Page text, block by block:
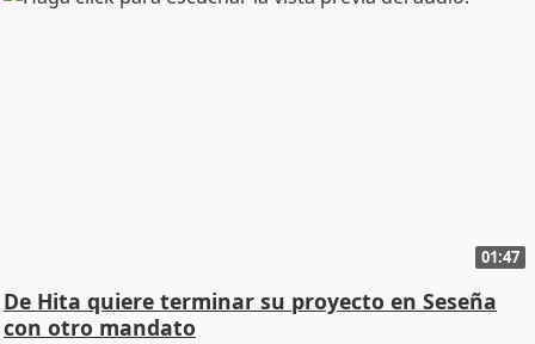
01:47
De Hita quiere terminar su proyecto en Seseña
con otro mandato